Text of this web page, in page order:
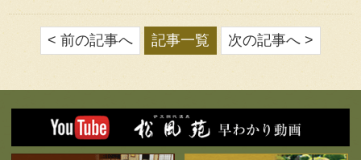
< 前の記事へ 記事一覧 次の記事へ >